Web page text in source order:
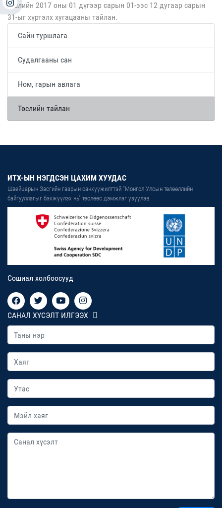
төслийн 2017 оны 01 дүгээр сарын 01-ээс 12 дугаар сарын
31-ыг хүртэлх хугацааны тайлан.
Сайн туршлага
Судалгааны сан
Ном, гарын авлага
Төслийн тайлан
ИТХ-ЫН НЭГДСЭН ЦАХИМ ХУУДАС
Швейцарын Засгийн газрын санхүүжилттэй “Монгол Улсын төлөөллийн
байгууллагыг бэхжүүлэх нь” төслөөс дэмжлэг үзүүлэв.
Сошиал холбоосууд
САНАЛ ХҮСЭЛТ ИЛГЭЭХ